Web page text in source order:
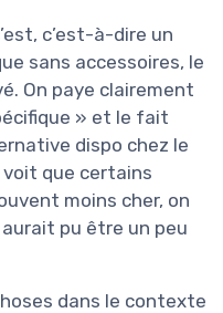
c’est-à-dire un
sans accessoires, le
On paye clairement
» et le fait
dispo chez le
voit que certains
moins cher, on
pu être un peu
dans le contexte